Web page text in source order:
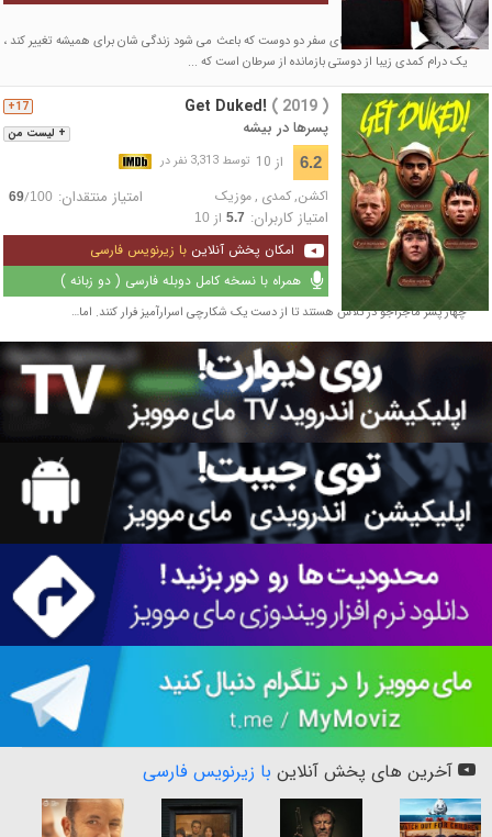
داستان فیلم درباره ماجراهای سفر دو دوست که باعث می شود زندگی شان برای همیشه تغییر کند ،
یک درام کمدی زیبا از دوستی بازمانده از سرطان است که ...
+ لیست من
17+ Get Duked! ( 2019 )
پسرها در بیشه
6.2 از 10 توسط 3,313 نفر در
اکشن, کمدی , موزیک امتیاز منتقدان: 69/100
امتیاز کاربران: 5.7از 10
امکان پخش آنلاین با زیرنویس فارسی
همراه با نسخه کامل دوبله فارسی ( دو زبانه )
چهار پسر ماجراجو در تلاش هستند تا از دست یک شکارچی اسرارآمیز فرار کنند. اما…
آخرین های پخش آنلاین با زیرنویس فارسی